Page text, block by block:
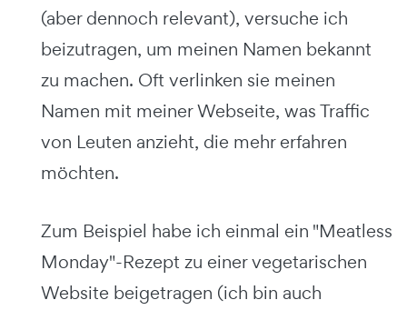
(aber dennoch relevant), versuche ich
beizutragen, um meinen Namen bekannt
zu machen. Oft verlinken sie meinen
Namen mit meiner Webseite, was Traffic
von Leuten anzieht, die mehr erfahren
möchten.
Zum Beispiel habe ich einmal ein "Meatless
Monday"-Rezept zu einer vegetarischen
Website beigetragen (ich bin auch